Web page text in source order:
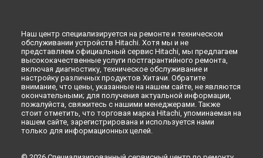
Ремонт холодильника R-W910PUC4INX Hitachi в
Набережных Челнах
Ремонт холодильника R-W910PUC4INX Hitachi вЛипецке
Наш центр специализируется на ремонте и техническом
обслуживании устройств Hitachi. Хотя мы и не
представляем официальный сервис Hitachi, мы предлагаем
высококачественные услуги постгарантийного ремонта,
включая диагностику, техническое обслуживание и
настройку различных продуктов Хитачи. Обратите
внимание, что цены, указанные на нашем сайте, не являются
окончательными; для получения актуальной информации,
пожалуйста, свяжитесь с нашими менеджерами. Также
стоит отметить, что торговая марка Hitachi, упоминаемая на
нашем сайте, зарегистрирована и используется нами
только для информационных целей.